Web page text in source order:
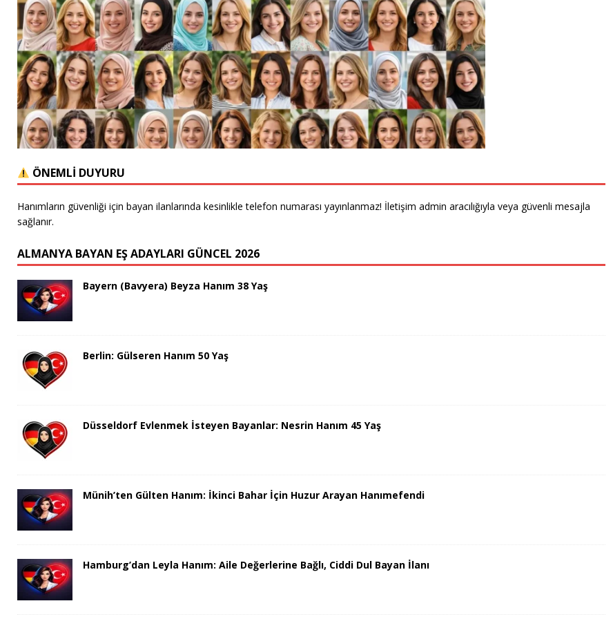
ÖNEMLİ DUYURU
Hanımların güvenliği için bayan ilanlarında kesinlikle telefon numarası yayınlanmaz! İletişim admin aracılığıyla veya güvenli mesajla
sağlanır.
ALMANYA BAYAN EŞ ADAYLARI GÜNCEL 2026
Bayern (Bavyera) Beyza Hanım 38 Yaş
Berlin: Gülseren Hanım 50 Yaş
Düsseldorf Evlenmek İsteyen Bayanlar: Nesrin Hanım 45 Yaş
Münih’ten Gülten Hanım: İkinci Bahar İçin Huzur Arayan Hanımefendi
Hamburg’dan Leyla Hanım: Aile Değerlerine Bağlı, Ciddi Dul Bayan İlanı